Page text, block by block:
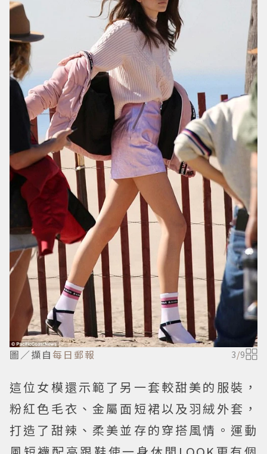
圖／擷自每日郵報 3/9
這位女模還示範了另一套較甜美的服裝，
粉紅色毛衣、金屬面短裙以及羽絨外套，
打造了甜辣、柔美並存的穿搭風情。運動